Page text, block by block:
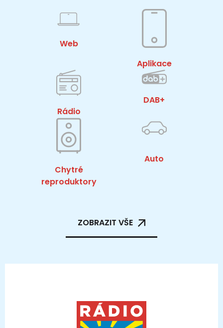
Web
Aplikace
Rádio
DAB+
Chytré
reproduktory
Auto
ZOBRAZIT VŠE